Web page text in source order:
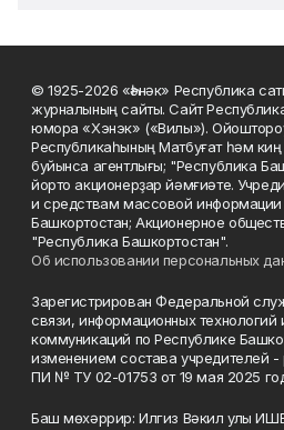
© 1925-2026 «Һәнәк» Республика
журналының сайты. Сайт
юмора «Хэнэк» («Вилы»).
Республикаһының Матбуғат һәм
буйынса агентлығы; "Республика
йорто акционерҙар йәмғиәте.
и средствам массовой информации
Башкортостан; Акционерное
"Республика Башкортостан".
Об использовании персональных
Зарегистрирован Федеральной
связи, информационных
коммуникаций по Республике
изменением состава учредителей
ПИ № ТУ 02-01753 от 19 мая 2025
Баш мөхәррир: Илгиз Вәкил улы